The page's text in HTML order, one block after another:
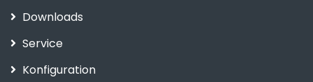
Downloads
Service
Konfiguration